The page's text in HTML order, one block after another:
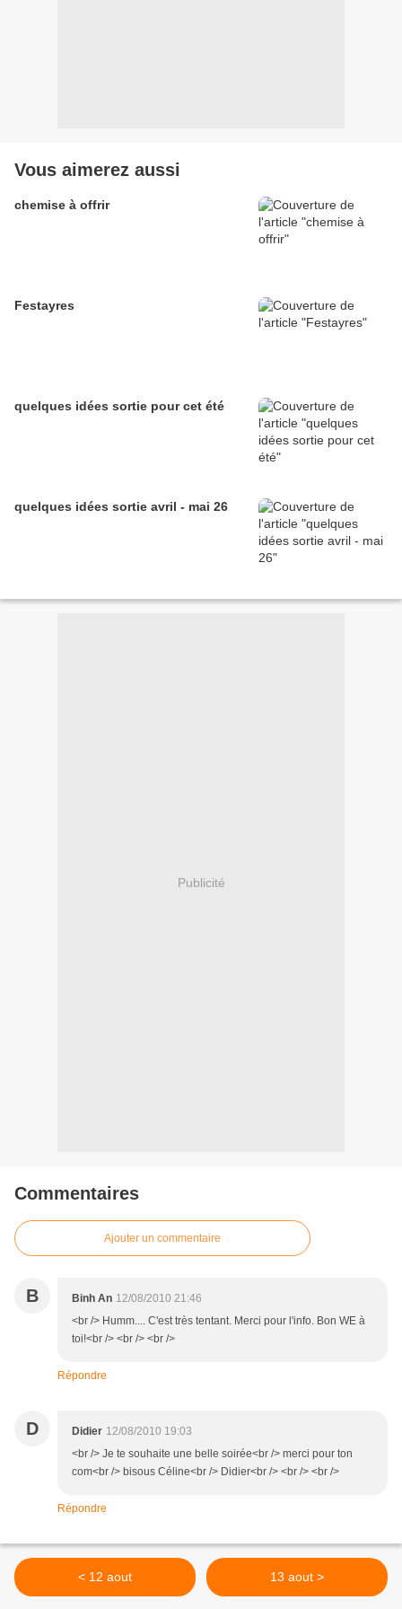
Vous aimerez aussi
chemise à offrir
Festayres
quelques idées sortie pour cet été
quelques idées sortie avril - mai 26
Publicité
Commentaires
Ajouter un commentaire
B Binh An 12/08/2010 21:46
<br /> Humm.... C'est très tentant. Merci pour l'info. Bon WE à
toi!<br /> <br /> <br />
Répondre
D Didier 12/08/2010 19:03
<br /> Je te souhaite une belle soirée<br /> merci pour ton
com<br /> bisous Céline<br /> Didier<br /> <br /> <br />
Répondre
< 12 aout 13 aout >